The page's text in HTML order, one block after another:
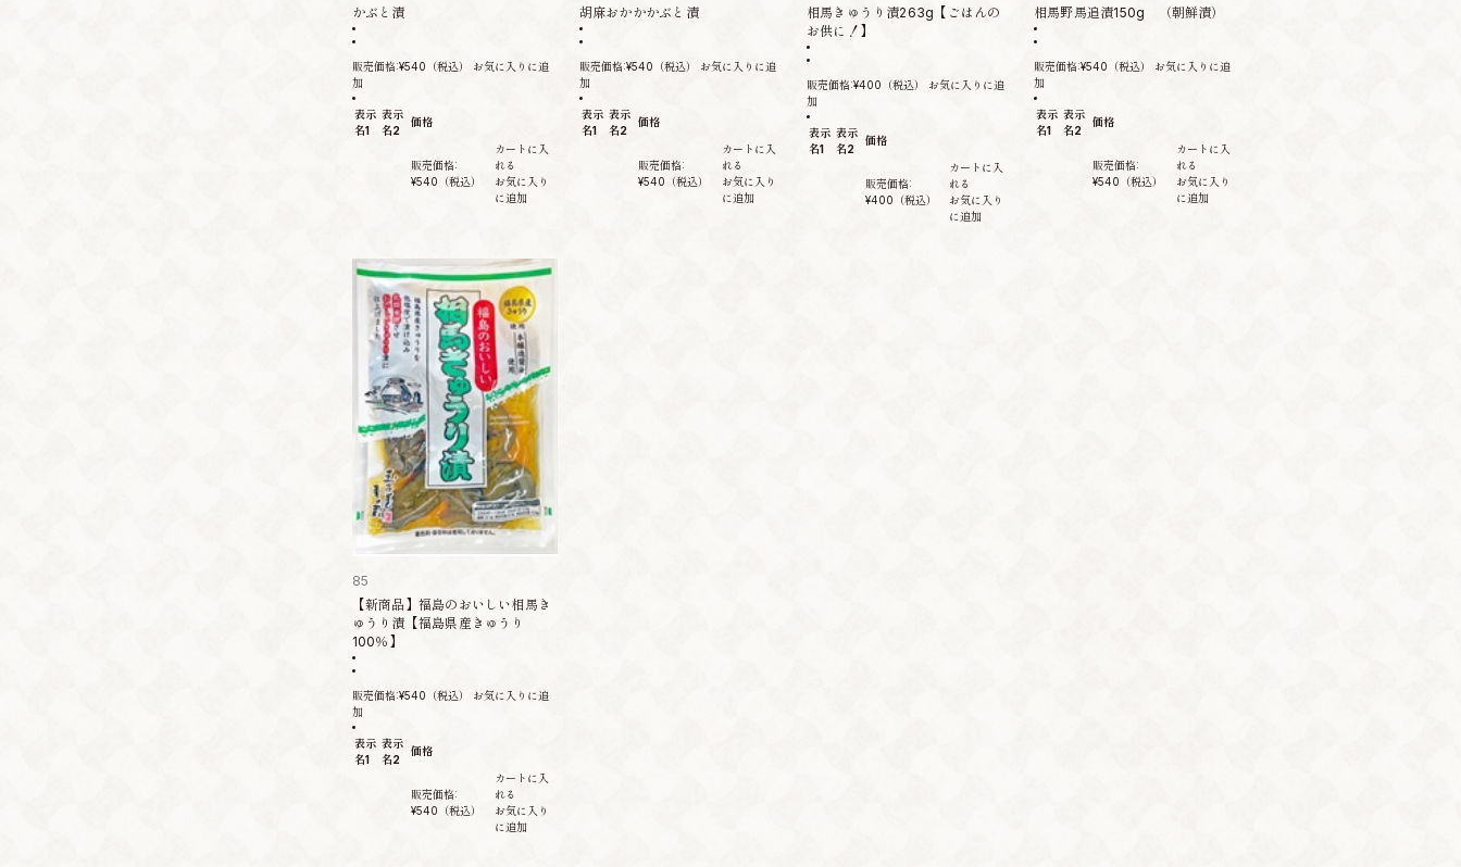
かぶと漬
販売価格:¥540 （税込）
お気に入りに追
加
表示
名1
表示
名2
価格
販売価格:
¥540 （税込）
カートに入
れる
お気に入り
に追加
胡麻おかかかぶと漬
販売価格:¥540 （税込）
お気に入りに追
加
表示
名1
表示
名2
価格
販売価格:
¥540 （税込）
カートに入
れる
お気に入り
に追加
相馬きゅうり漬263g【ごはんの
お供に！】
販売価格:¥400 （税込）
お気に入りに追
加
表示
名1
表示
名2
価格
販売価格:
¥400 （税込）
カートに入
れる
お気に入り
に追加
相馬野馬追漬150g （朝鮮漬）
販売価格:¥540 （税込）
お気に入りに追
加
表示
名1
表示
名2
価格
販売価格:
¥540 （税込）
カートに入
れる
お気に入り
に追加
85
【新商品】福島のおいしい相馬き
ゅうり漬【福島県産きゅうり
100％】
販売価格:¥540 （税込）
お気に入りに追
加
表示
名1
表示
名2
価格
販売価格:
¥540 （税込）
カートに入
れる
お気に入り
に追加